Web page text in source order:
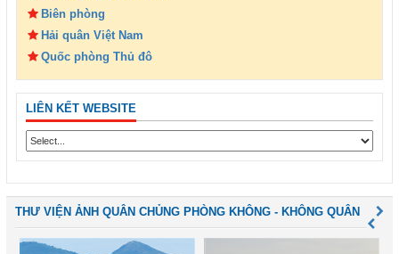
Biên phòng
Hải quân Việt Nam
Quốc phòng Thủ đô
LIÊN KẾT WEBSITE
THƯ VIỆN ẢNH QUÂN CHỦNG PHÒNG KHÔNG - KHÔNG QUÂN